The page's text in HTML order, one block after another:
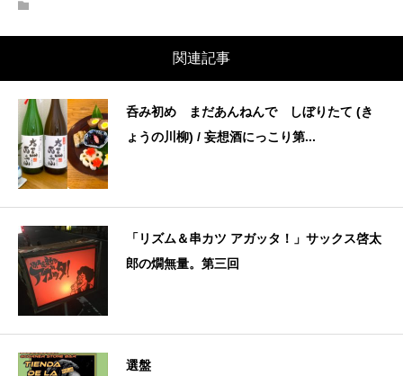
関連記事
呑み初め まだあんねんで しぼりたて (き
ょうの川柳) / 妄想酒にっこり第...
「リズム＆串カツ アガッタ！」サックス啓太
郎の燗無量。第三回
選盤